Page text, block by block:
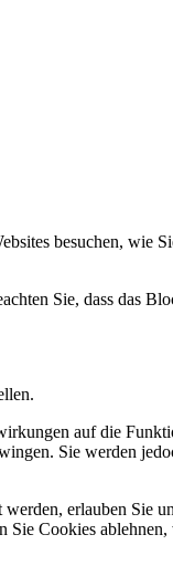
besuchen, wie
Sie, dass das
auf die
Sie werden
erlauben Sie
Cookies